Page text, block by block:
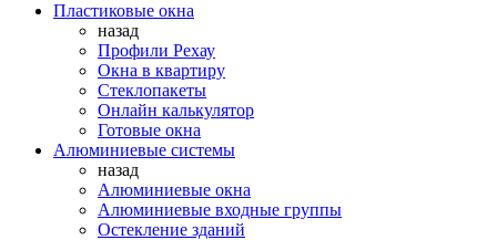
Пластиковые окна
назад
Профили Рехау
Окна в квартиру
Стеклопакеты
Онлайн калькулятор
Готовые окна
Алюминиевые системы
назад
Алюминиевые окна
Алюминиевые входные группы
Остекление зданий